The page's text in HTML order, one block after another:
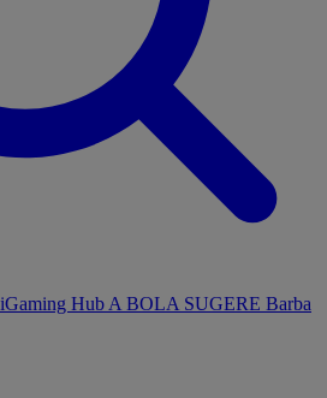
iGaming Hub A BOLA SUGERE Barba